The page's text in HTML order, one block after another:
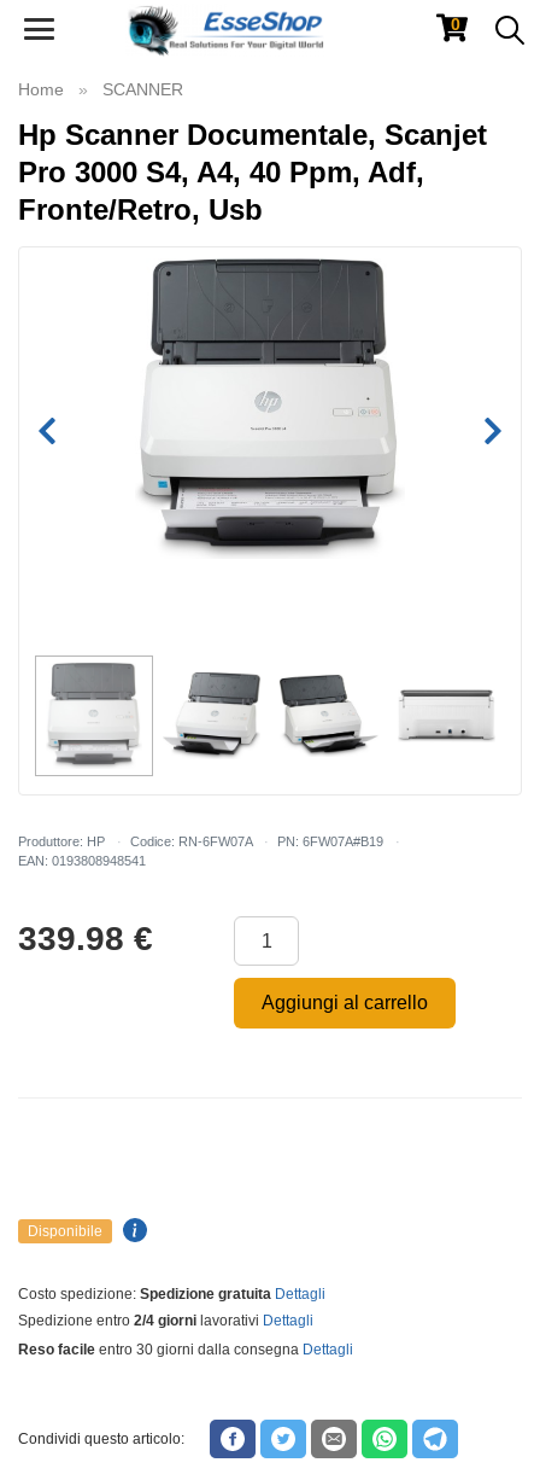
Toggle
0
Home SCANNER
Hp Scanner Documentale, Scanjet
Pro 3000 S4, A4, 40 Ppm, Adf,
Fronte/Retro, Usb
Produttore: HP Codice: RN-6FW07A
PN: 6FW07A#B19
EAN: 0193808948541
339.98 €
Aggiungi al carrello
Disponibile
Costo spedizione: Spedizione gratuita Dettagli
Spedizione entro 2/4 giorni lavorativi Dettagli
Reso facile entro 30 giorni dalla consegna Dettagli
Condividi questo articolo: